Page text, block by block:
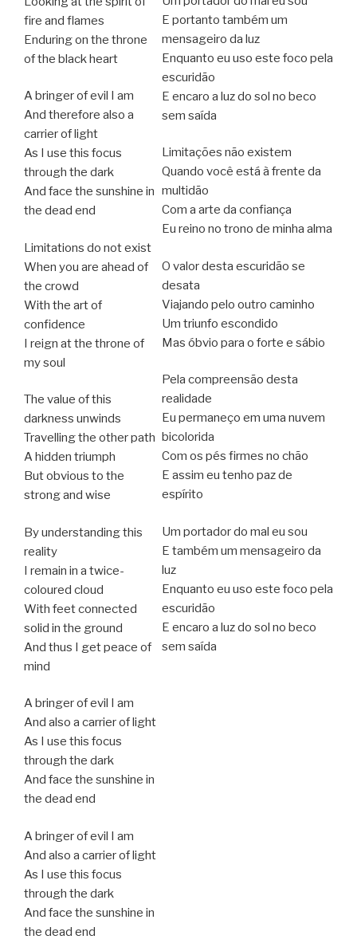
fire and flames
Enduring on the throne
of the black heart
A bringer of evil I am
And therefore also a
carrier of light
As I use this focus
through the dark
And face the sunshine in
the dead end
Limitations do not exist
When you are ahead of
the crowd
With the art of
confidence
I reign at the throne of
my soul
The value of this
darkness unwinds
Travelling the other path
A hidden triumph
But obvious to the
strong and wise
By understanding this
reality
I remain in a twice-
coloured cloud
With feet connected
solid in the ground
And thus I get peace of
mind
A bringer of evil I am
And also a carrier of light
As I use this focus
through the dark
And face the sunshine in
the dead end
A bringer of evil I am
And also a carrier of light
As I use this focus
through the dark
And face the sunshine in
the dead end
E portanto também um
mensageiro da luz
Enquanto eu uso este foco pela
escuridão
E encaro a luz do sol no beco
sem saída
Limitações não existem
Quando você está à frente da
multidão
Com a arte da confiança
Eu reino no trono de minha alma
O valor desta escuridão se
desata
Viajando pelo outro caminho
Um triunfo escondido
Mas óbvio para o forte e sábio
Pela compreensão desta
realidade
Eu permaneço em uma nuvem
bicolorida
Com os pés firmes no chão
E assim eu tenho paz de
espírito
Um portador do mal eu sou
E também um mensageiro da
luz
Enquanto eu uso este foco pela
escuridão
E encaro a luz do sol no beco
sem saída